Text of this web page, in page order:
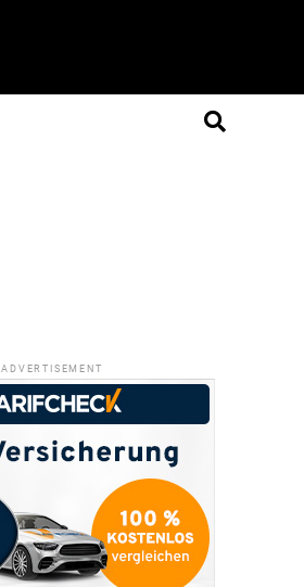
ADVERTISEMENT